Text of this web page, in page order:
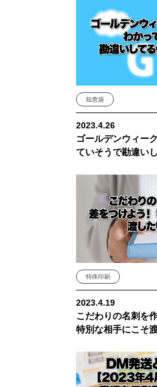
知恵袋
2023.4.26
ゴールデンウィー
ていそうで勘違い
特殊印刷
2023.4.19
こだわりの名刺を
特別な相手にこそ